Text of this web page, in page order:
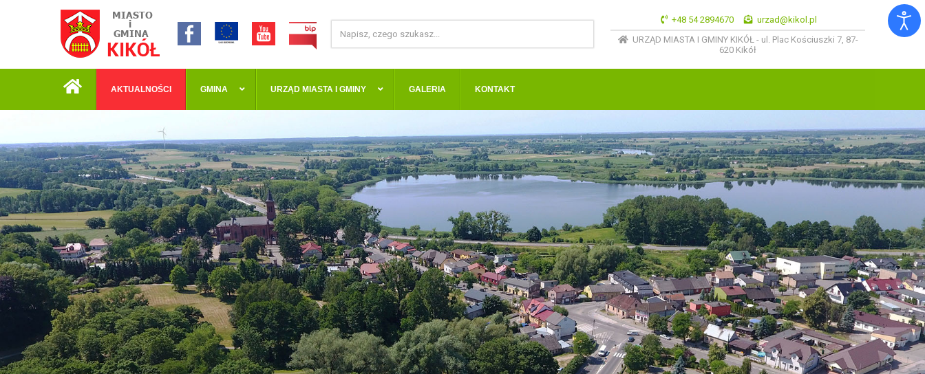
+48 54 2894670
urzad@kikol.pl
URZĄD MIASTA I GMINY KIKÓŁ - ul. Plac Kościuszki 7, 87-
620 Kikół
AKTUALNOŚCI GMINA URZĄD MIASTA I GMINY GALERIA KONTAKT